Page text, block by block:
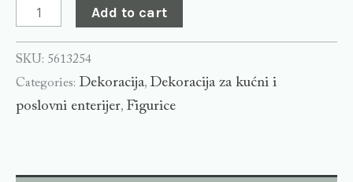
Add to cart
SKU: 5613254
Categories: Dekoracija, Dekoracija za kućni i
poslovni enterijer, Figurice